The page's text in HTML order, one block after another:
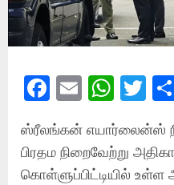
Facebook
Email
ஸ்ரீலங்கன் எயார்லைன்ஸ்
பிரதம நிறைவேற்று
கொள்ளுப்பிட்டியில்